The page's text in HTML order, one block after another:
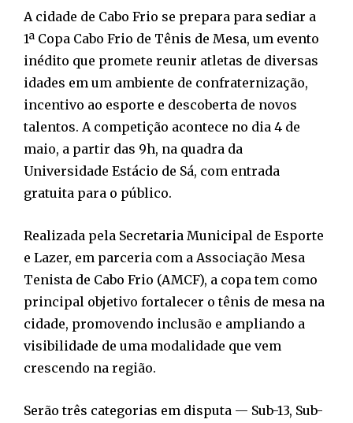
A cidade de Cabo Frio se prepara para sediar a
1ª Copa Cabo Frio de Tênis de Mesa, um evento
inédito que promete reunir atletas de diversas
idades em um ambiente de confraternização,
incentivo ao esporte e descoberta de novos
talentos. A competição acontece no dia 4 de
maio, a partir das 9h, na quadra da
Universidade Estácio de Sá, com entrada
gratuita para o público.
Realizada pela Secretaria Municipal de Esporte
e Lazer, em parceria com a Associação Mesa
Tenista de Cabo Frio (AMCF), a copa tem como
principal objetivo fortalecer o tênis de mesa na
cidade, promovendo inclusão e ampliando a
visibilidade de uma modalidade que vem
crescendo na região.
Serão três categorias em disputa — Sub-13, Sub-